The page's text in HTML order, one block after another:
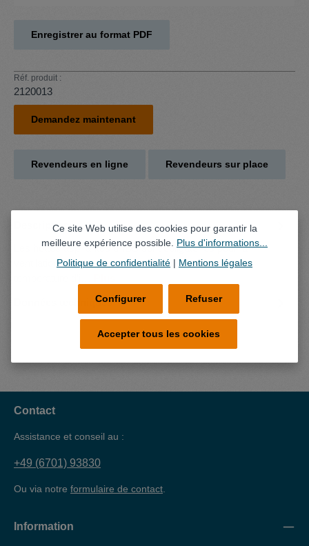
Enregistrer au format PDF
Réf. produit :
2120013
Demandez maintenant
Revendeurs en ligne Revendeurs sur place
Description
Les hottes aspirantes d´IBS sont obligatoires pour la
ventilation lorsque l´on utilise des solvants avec une
Données techniques
Contact
Assistance et conseil au :
+49 (6701) 93830
Ou via notre formulaire de contact
Information
Ce site Web utilise des cookies pour garantir la
meilleure expérience possible. Plus d'informations...
Politique de confidentialité | Mentions légales
Refuser
Configurer
Accepter tous les cookies